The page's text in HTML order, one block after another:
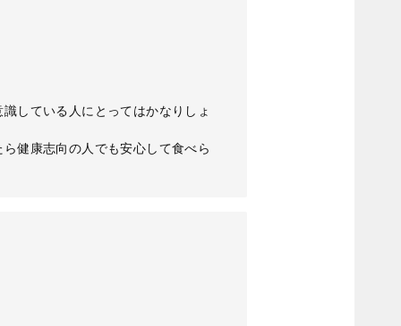
している人にとってはかなりしょ
健康志向の人でも安心して食べら